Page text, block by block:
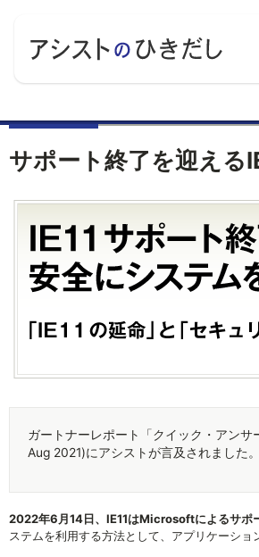
サポート終了を迎える
ガートナーレポート「クイック・アン
Aug 2021)にアシストが言及されました。
2022年6月14日、IE11はMicrosoftによるサポ
ステムを利用する方法として、アプリケーシ